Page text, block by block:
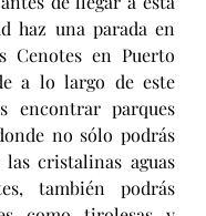
haz una parada en
Cenotes en Puerto
a lo largo de este
encontrar parques
no sólo podrás
cristalinas aguas
también podrás